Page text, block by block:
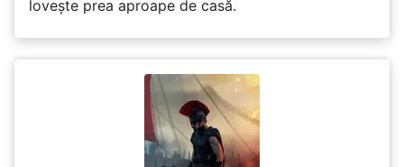
lovește prea aproape de casă.